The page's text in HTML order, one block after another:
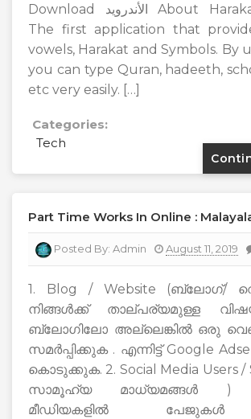
Download الأندرويد About Harakat Keyboard
The first application that
vowels, Harakat and Symbols. By
you can type Quran, hadeeth,
etc very easily. […]
Categories:
Tech
Part Time Works In Online :
Posted By: Admin August 11, 2019
1. Blog / Website (ബ്ലോഗ്/
നിങ്ങൾക്ക് താല്പര്യമുള്ള
ബ്ലോഗിലോ അല്ലെങ്കിൽ ഒരു
സമർപ്പിക്കുക . എന്നിട്ട് Google
കൊടുക്കുക. 2. Social Media Users /
സാമൂഹ്യ മാധ്യമങ്ങൾ
മീഡിയകളിൽ പേജുകൾ